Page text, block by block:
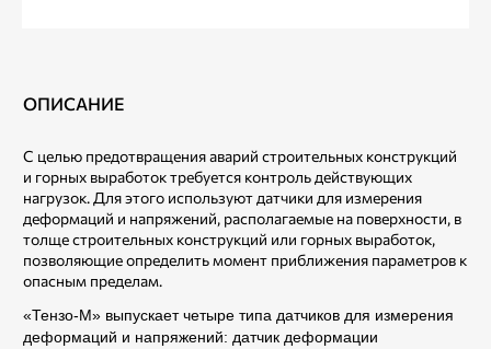
ОПИСАНИЕ
С целью предотвращения аварий строительных конструкций
и горных выработок требуется контроль действующих
нагрузок. Для этого используют датчики для измерения
деформаций и напряжений, располагаемые на поверхности, в
толще строительных конструкций или горных выработок,
позволяющие определить момент приближения параметров к
опасным пределам.
«Тензо-М» выпускает четыре типа датчиков для измерения
деформаций и напряжений: датчик деформации